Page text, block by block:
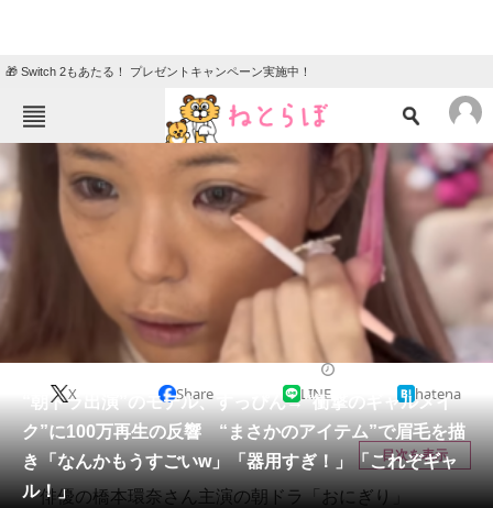
🎁 Switch 2もあたる！ プレゼントキャンペーン実施中！
ねとらぼメニュー
エンタメ クイズ
リサーチ
会員記事
メディア
注目記事を集めた総合ページ
“朝ドラ出演”のモデル、すっぴん→“衝撃のギャルメイ
ク”に100万再生の反響 “まさかのアイテム”で眉毛を描
き「なんかもうすごいw」「器用すぎ！」「これぞギャ
ル！」
X Share LINE hatena
目次を表示
俳優の橋本環奈さん主演の朝ドラ「おにぎり」